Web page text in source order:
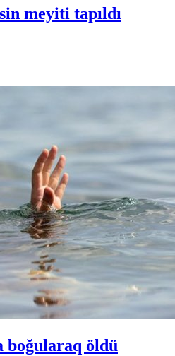
meyiti tapıldı
boğularaq öldü